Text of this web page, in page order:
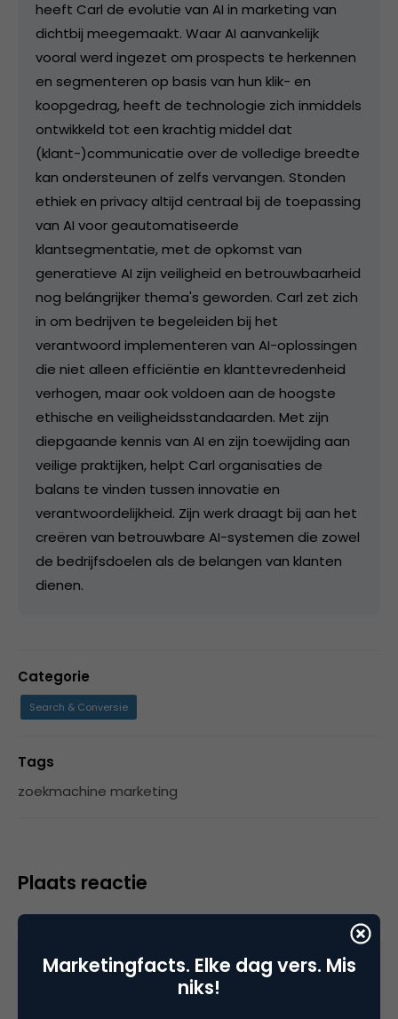
heeft Carl de evolutie van AI in marketing van
dichtbij meegemaakt. Waar AI aanvankelijk
vooral werd ingezet om prospects te herkennen
en segmenteren op basis van hun klik- en
koopgedrag, heeft de technologie zich inmiddels
ontwikkeld tot een krachtig middel dat
(klant-)communicatie over de volledige breedte
kan ondersteunen of zelfs vervangen. Stonden
ethiek en privacy altijd centraal bij de toepassing
van AI voor geautomatiseerde
klantsegmentatie, met de opkomst van
generatieve AI zijn veiligheid en betrouwbaarheid
nog belángrijker thema's geworden. Carl zet zich
in om bedrijven te begeleiden bij het
verantwoord implementeren van AI-oplossingen
die niet alleen efficiëntie en klanttevredenheid
verhogen, maar ook voldoen aan de hoogste
ethische en veiligheidsstandaarden. Met zijn
diepgaande kennis van AI en zijn toewijding aan
veilige praktijken, helpt Carl organisaties de
balans te vinden tussen innovatie en
verantwoordelijkheid. Zijn werk draagt bij aan het
creëren van betrouwbare AI-systemen die zowel
de bedrijfsdoelen als de belangen van klanten
dienen.
Categorie
Search & Conversie
Tags
zoekmachine marketing
Plaats reactie
Je moet
Marketingfacts. Elke dag vers. Mis
niks!